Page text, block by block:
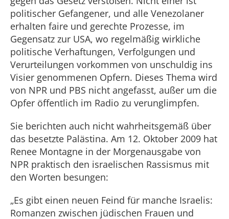
politischer Gefangener, und alle Venezolaner
erhalten faire und gerechte Prozesse, im
Gegensatz zur USA, wo regelmäßig wirkliche
politische Verhaftungen, Verfolgungen und
Verurteilungen vorkommen von unschuldig ins
Visier genommenen Opfern. Dieses Thema wird
von NPR und PBS nicht angefasst, außer um die
Opfer öffentlich im Radio zu verunglimpfen.
Sie berichten auch nicht wahrheitsgemäß über
das besetzte Palästina. Am 12. Oktober 2009 hat
Renee Montagne in der Morgenausgabe von
NPR praktisch den israelischen Rassismus mit
den Worten besungen:
„Es gibt einen neuen Feind für manche Israelis:
Romanzen zwischen jüdischen Frauen und